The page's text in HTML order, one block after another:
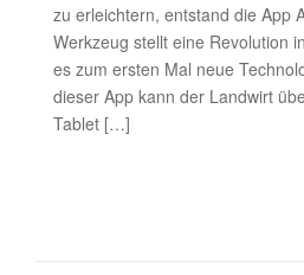
zu erleichtern, entstand die App
Werkzeug stellt eine Revolution
es zum ersten Mal neue
dieser App kann der Landwirt
Tablet […]